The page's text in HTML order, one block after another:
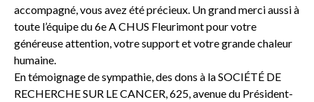
accompagné, vous avez été précieux. Un grand merci aussi à
toute l’équipe du 6e A CHUS Fleurimont pour votre
généreuse attention, votre support et votre grande chaleur
humaine.
En témoignage de sympathie, des dons à la SOCIÉTÉ DE
RECHERCHE SUR LE CANCER, 625, avenue du Président-